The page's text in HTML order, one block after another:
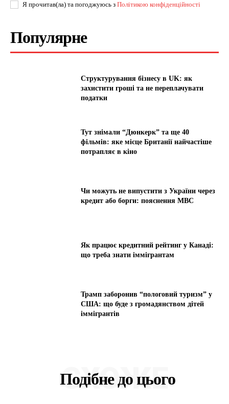
Я прочитав(ла) та погоджуюсь з Політикою конфіденційності
Популярне
Структурування бізнесу в UK: як
захистити гроші та не переплачувати
податки
Тут знімали “Дюнкерк” та ще 40
фільмів: яке місце Британії найчастіше
потрапляє в кіно
Чи можуть не випустити з України через
кредит або борги: пояснення МВС
Як працює кредитний рейтинг у Канаді:
що треба знати іммігрантам
Трамп заборонив “пологовий туризм” у
США: що буде з громадянством дітей
іммігрантів
Подібне до цього
СХОЖЕ